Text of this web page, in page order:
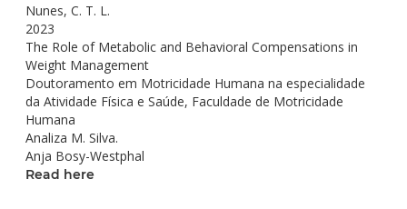
Nunes, C. T. L.
2023
The Role of Metabolic and Behavioral Compensations in
Weight Management
Doutoramento em Motricidade Humana na especialidade
da Atividade Física e Saúde, Faculdade de Motricidade
Humana
Analiza M. Silva.
Anja Bosy-Westphal
Read here